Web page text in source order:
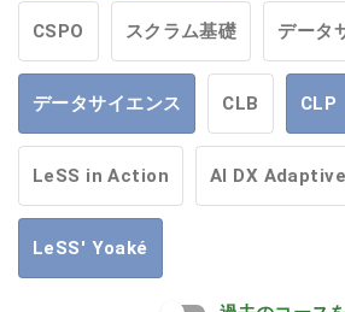
CSPO スクラム基礎 データ
データサイエンス CLB CLP
LeSS in Action AI DX
LeSS' Yoaké